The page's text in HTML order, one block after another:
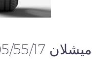
ميشلان 205/55/17